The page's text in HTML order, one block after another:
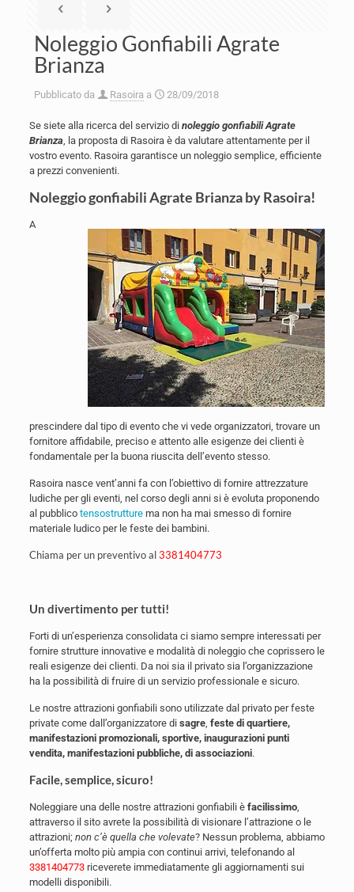
Noleggio Gonfiabili Agrate
Brianza
Pubblicato da Rasoira a 28/09/2018
Se siete alla ricerca del servizio di noleggio gonfiabili Agrate
Brianza, la proposta di Rasoira è da valutare attentamente per il
vostro evento. Rasoira garantisce un noleggio semplice, efficiente
a prezzi convenienti.
Noleggio gonfiabili Agrate Brianza by Rasoira!
A
prescindere dal tipo di evento che vi vede organizzatori, trovare un
fornitore affidabile, preciso e attento alle esigenze dei clienti è
fondamentale per la buona riuscita dell’evento stesso.
Rasoira nasce vent’anni fa con l’obiettivo di fornire attrezzature
ludiche per gli eventi, nel corso degli anni si è evoluta proponendo
al pubblico tensostrutturema non ha mai smesso di fornire
materiale ludico per le feste dei bambini.
Chiama per un preventivo al3381404773
Un divertimento per tutti!
Forti di un’esperienza consolidata ci siamo sempre interessati per
fornire strutture innovative e modalità di noleggio che coprissero le
reali esigenze dei clienti. Da noi sia il privato sia l’organizzazione
ha la possibilità di fruire di un servizio professionale e sicuro.
Le nostre attrazioni gonfiabili sono utilizzate dal privato per feste
private come dall’organizzatore di sagre, feste di quartiere,
manifestazioni promozionali, sportive, inaugurazioni punti
vendita, manifestazioni pubbliche, di associazioni.
Facile, semplice, sicuro!
Noleggiare una delle nostre attrazioni gonfiabili è facilissimo,
attraverso il sito avrete la possibilità di visionare l’attrazione o le
attrazioni; non c’è quella che volevate? Nessun problema, abbiamo
un’offerta molto più ampia con continui arrivi, telefonando al
3381404773 riceverete immediatamente gli aggiornamenti sui
modelli disponibili.